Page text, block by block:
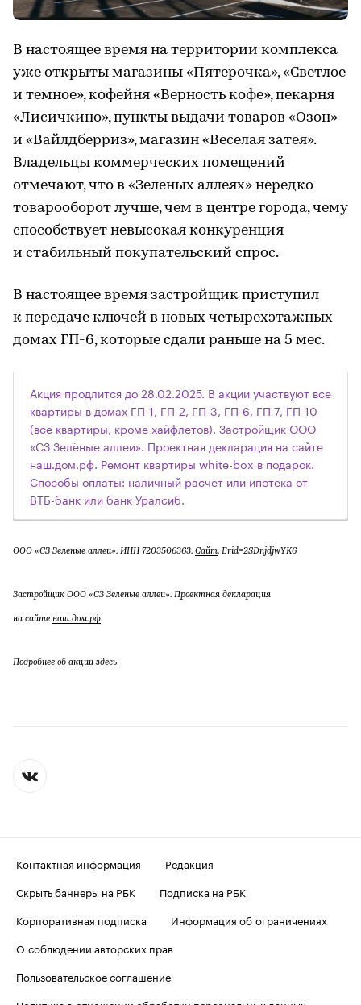
В настоящее время на территории комплекса
уже открыты магазины «Пятерочка», «Светлое
и темное», кофейня «Верность кофе», пекарня
«Лисичкино», пункты выдачи товаров «Озон»
и «Вайлдберриз», магазин «Веселая затея».
Владельцы коммерческих помещений
отмечают, что в «Зеленых аллеях» нередко
товарооборот лучше, чем в центре города, чему
способствует невысокая конкуренция
и стабильный покупательский спрос.
В настоящее время застройщик приступил
к передаче ключей в новых четырехэтажных
домах ГП-6, которые сдали раньше на 5 мес.
Акция продлится до 28.02.2025. В акции участвуют все
квартиры в домах ГП-1, ГП-2, ГП-3, ГП-6, ГП-7, ГП-10
(все квартиры, кроме хайфлетов). Застройщик ООО
«СЗ Зелёные аллеи». Проектная декларация на сайте
наш.дом.рф. Ремонт квартиры white-box в подарок.
Способы оплаты: наличный расчет или ипотека от
ВТБ-банк или банк Уралсиб.
ООО «СЗ Зеленые аллеи». ИНН 7203506363. Сайт. Erid=2SDnjdjwYK6
Застройщик ООО «СЗ Зеленые аллеи». Проектная декларация
на сайте наш.дом.рф.
Подробнее об акцииздесь
Контактная информация
Редакция
Скрыть баннеры на РБК
Подписка на РБК
Корпоративная подписка
Информация об ограничениях
О соблюдении авторских прав
Пользовательское соглашение